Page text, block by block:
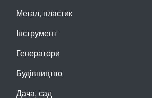
Метал, пластик
Інструмент
Генератори
Будівництво
Дача, сад